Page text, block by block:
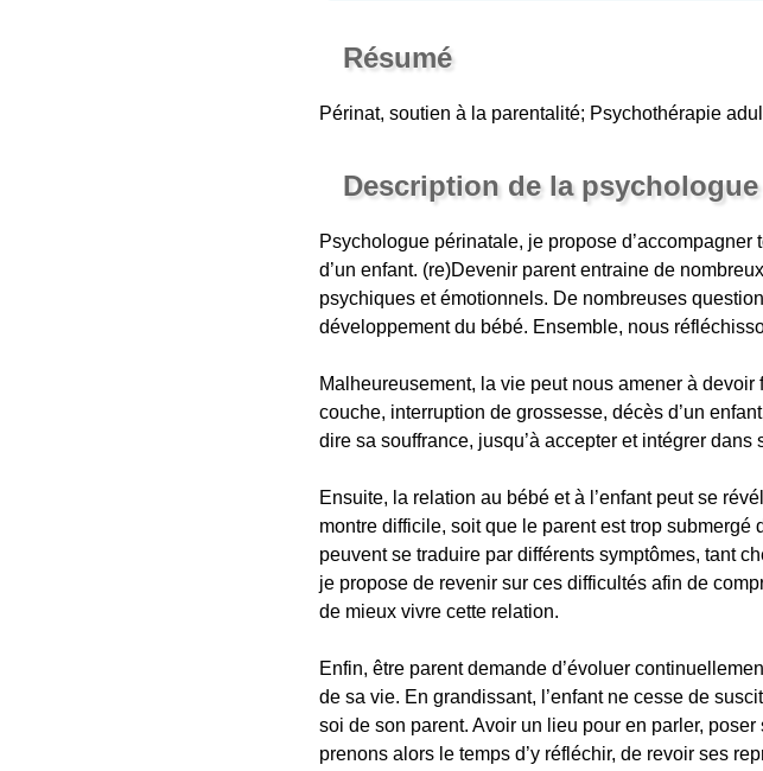
Résumé
Périnat, soutien à la parentalité; Psychothérapie
Description de la psychologue
Psychologue périnatale, je propose d’accompagner
d’un enfant. (re)Devenir parent entraine de
psychiques et émotionnels. De nombreuses
développement du bébé. Ensemble, nous
Malheureusement, la vie peut nous amener à
couche, interruption de grossesse, décès d’un
dire sa souffrance, jusqu’à accepter et intégrer
Ensuite, la relation au bébé et à l’enfant peut se
montre difficile, soit que le parent est trop submergé
peuvent se traduire par différents symptômes, tant
je propose de revenir sur ces difficultés afin de
de mieux vivre cette relation.
Enfin, être parent demande d’évoluer
de sa vie. En grandissant, l’enfant ne cesse de
soi de son parent. Avoir un lieu pour en parler,
prenons alors le temps d’y réfléchir, de revoir ses